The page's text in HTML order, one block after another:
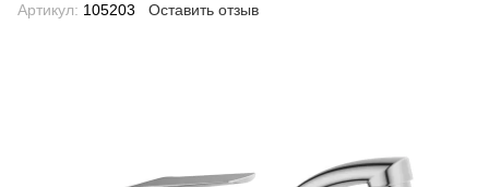
Артикул: 105203 Оставить отзыв